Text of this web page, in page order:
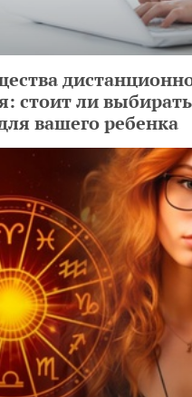
стоит ли
вашего ребенка